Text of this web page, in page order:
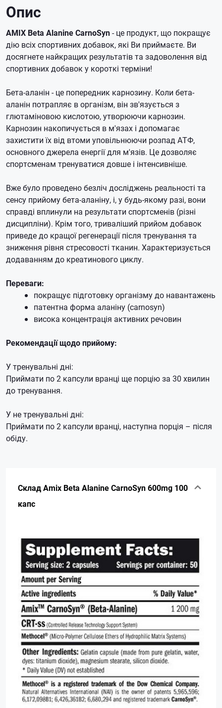
Опис
AMIX Beta Alanine CarnoSyn- це продукт, що покращує
дію всіх спортивних добавок, які Ви приймаєте. Ви
досягнете найкращих результатів та задоволення від
спортивних добавок у короткі терміни!
Бета-аланін - це попередник карнозину. Коли бета-
аланін потрапляє в організм, він зв'язується з
глютаміновою кислотою, утворюючи карнозин.
Карнозин накопичується в м'язах і допомагає
захистити їх від втоми уповільнюючи розпад АТФ,
основного джерела енергії для м'язів. Це дозволяє
спортсменам тренуватися довше і інтенсивніше.
Вже було проведено безліч досліджень реальності та
сенсу прийому бета-аланіну, і, у будь-якому разі, вони
справді вплинули на результати спортсменів (різні
дисципліни). Крім того, триваліший прийом добавок
приведе до кращої регенерації після тренування та
зниження рівня стресовості тканин. Характеризується
додаванням до креатинового циклу.
Переваги:
покращує підготовку організму до навантажень
патентна форма аланіну (carnosyn)
висока концентрація активних речовин
Рекомендації щодо прийому:
У тренувальні дні:
Приймати по 2 капсули вранці ще порцію за 30 хвилин
до тренування.
У не тренувальні дні:
Приймати по 2 капсули вранці, наступна порція – після
обіду.
Склад Amix Beta Alanine CarnoSyn 600mg 100
капс